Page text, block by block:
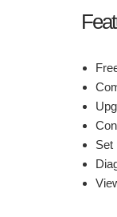
Set